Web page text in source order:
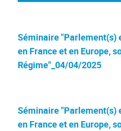
Séminaire "Parlement(s)
en France et en Europe,
Régime"_04/04/2025
Séminaire "Parlement(s)
en France et en Europe,